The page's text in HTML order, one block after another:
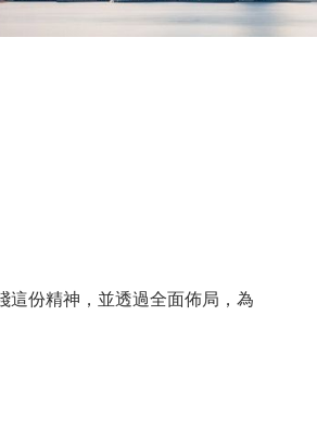
這份精神，並透過全面佈局，為